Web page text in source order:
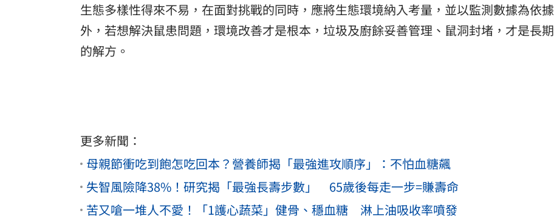
生態多樣性得來不易，在面對挑戰的同時，應將生態環境納入考量，並以監測數據為依
外，若想解決鼠患問題，環境改善才是根本，垃圾及廚餘妥善管理、鼠洞封堵，才是長
的解方。
更多新聞：
母親節衝吃到飽怎吃回本？營養師揭「最強進攻順序」：不怕血糖飆
失智風險降38%！研究揭「最強長壽步數」 65歲後每走一步=賺壽命
苦又嗆一堆人不愛！「1護心蔬菜」健骨、穩血糖 淋上油吸收率噴發